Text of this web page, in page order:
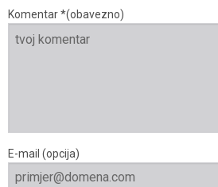
Komentar *(obavezno)
E-mail (opcija)